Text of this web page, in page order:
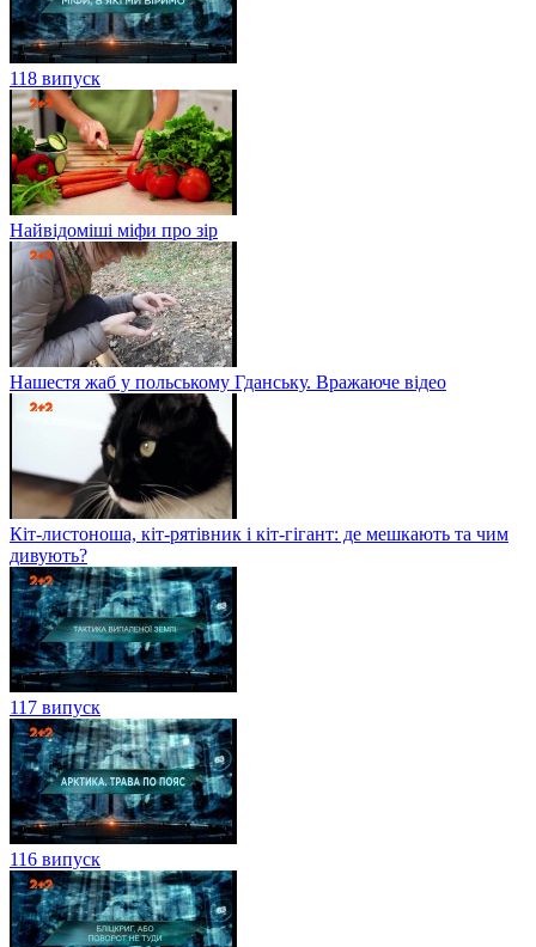
118 випуск
Найвідоміші міфи про зір
Нашестя жаб у польському Гданську. Вражаюче відео
Кіт-листоноша, кіт-рятівник і кіт-гігант: де мешкають та чим
дивують?
117 випуск
116 випуск